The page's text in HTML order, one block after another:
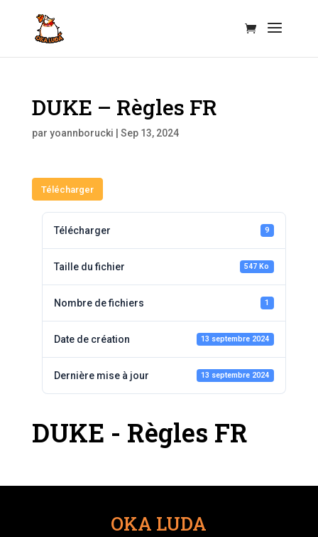
DUKE – Règles FR
par yoannborucki Sep 13, 2024
Télécharger
Télécharger 9
Taille du fichier 547 Ko
Nombre de fichiers 1
Date de création 13 septembre 2024
Dernière mise à jour 13 septembre 2024
DUKE - Règles FR
OKA LUDA